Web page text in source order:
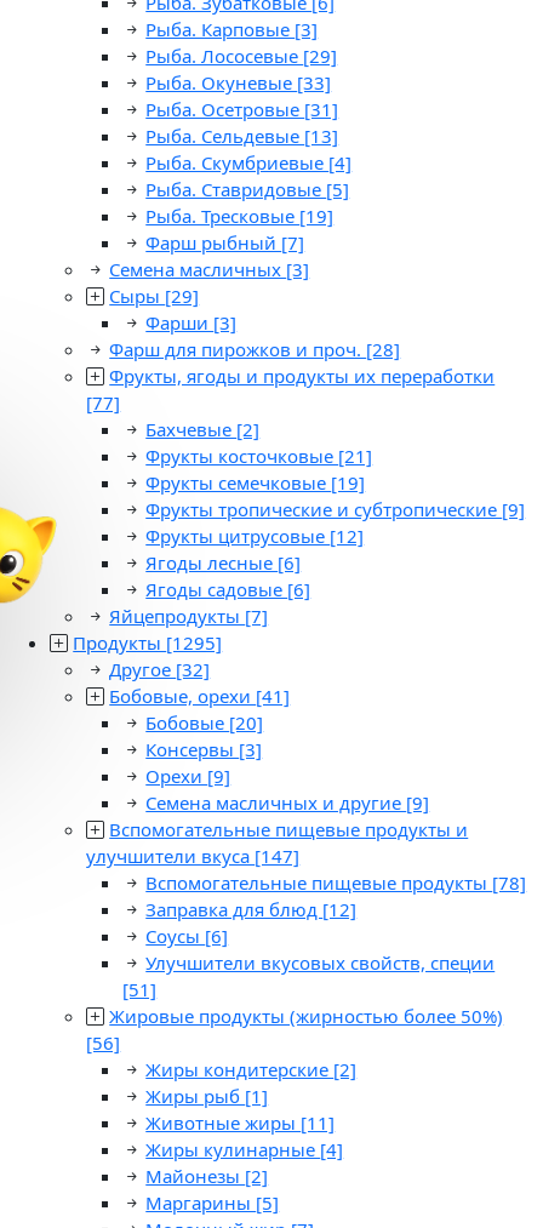
Рыба. Карповые [3]
Рыба. Лососевые [29]
Рыба. Окуневые [33]
Рыба. Осетровые [31]
Рыба. Сельдевые [13]
Рыба. Скумбриевые [4]
Рыба. Ставридовые [5]
Рыба. Тресковые [19]
Фарш рыбный [7]
Семена масличных [3]
Сыры [29]
Фарши [3]
Фарш для пирожков и проч. [28]
Фрукты, ягоды и продукты их переработки
[77]
Бахчевые [2]
Фрукты косточковые [21]
Фрукты семечковые [19]
Фрукты тропические и субтропические [9]
Фрукты цитрусовые [12]
Ягоды лесные [6]
Ягоды садовые [6]
Яйцепродукты [7]
Продукты [1295]
Другое [32]
Бобовые, орехи [41]
Бобовые [20]
Консервы [3]
Орехи [9]
Семена масличных и другие [9]
Вспомогательные пищевые продукты и
улучшители вкуса [147]
Вспомогательные пищевые продукты [78]
Заправка для блюд [12]
Соусы [6]
Улучшители вкусовых свойств, специи
[51]
Жировые продукты (жирностью более 50%)
[56]
Жиры кондитерские [2]
Жиры рыб [1]
Животные жиры [11]
Жиры кулинарные [4]
Майонезы [2]
Маргарины [5]